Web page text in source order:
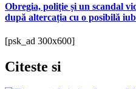
Obregia, poliție și un scandal
după altercația cu o posibilă
[psk_ad 300x600]
Citeste si